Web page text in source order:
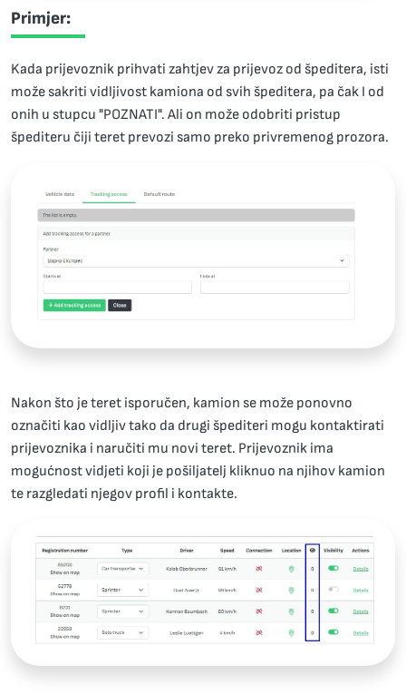
Primjer:
Kada prijevoznik prihvati zahtjev za prijevoz od špeditera, isti
može sakriti vidljivost kamiona od svih špeditera, pa čak I od
onih u stupcu "POZNATI". Ali on može odobriti pristup
špediteru čiji teret prevozi samo preko privremenog prozora.
Nakon što je teret isporučen, kamion se može ponovno
označiti kao vidljiv tako da drugi špediteri mogu kontaktirati
prijevoznika i naručiti mu novi teret. Prijevoznik ima
mogućnost vidjeti koji je pošiljatelj kliknuo na njihov kamion
te razgledati njegov profil i kontakte.